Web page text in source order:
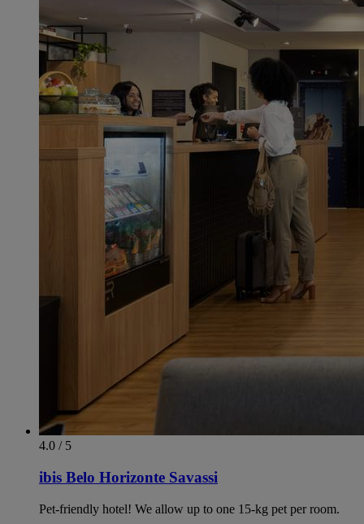
4.0 / 5
ibis Belo Horizonte Savassi
Pet-friendly hotel! We allow up to one 15-kg pet per room.